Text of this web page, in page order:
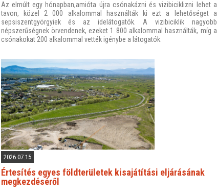
Az elmúlt egy hónapban,amióta újra csónakázni és vizibiciklizni lehet a
tavon, közel 2 000 alkalommal használták ki ezt a lehetőséget a
sepsiszentgyörgyiek és az idelátogatók. A vizibiciklik nagyobb
népszerűségnek örvendenek, ezeket 1 800 alkalommal használták, míg a
csónakokat 200 alkalommal vették igénybe a látogatók.
2026.07.15
Értesítés egyes földterületek kisajátítási eljárásának
megkezdéséről